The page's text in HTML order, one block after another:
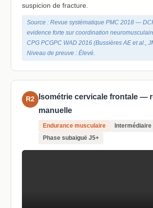
suspicion de fracture.
Source : Revue systématique PMC 2018 —
evidence forte sur coordination
CPG PCGPC WAD 2016 (Bussières AE et al.,
Niveau de preuve : Élevé.
R2
Isométrie cervicale frontale —
manuelle
Endurance musculaire
Intermédiaire
Phase subaiguë J5+